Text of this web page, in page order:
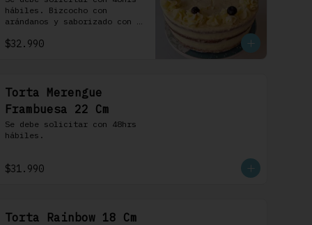
hábiles. Bizcocho con
arándanos y saborizado con
mermelada de frutos rojos y
$32.990
Torta Merengue
Frambuesa 22 Cm
Se debe solicitar con 48hrs
hábiles.
$31.990
Torta Rainbow 18 Cm